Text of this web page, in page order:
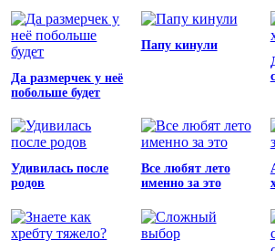
Да размерчек у неё
побольше будет
Папу кинули
Удивилась после
родов
Все любят лето
именно за это